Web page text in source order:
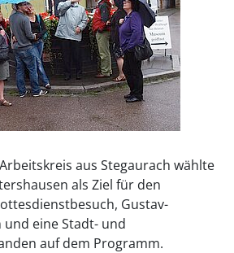
aus Stegaurach wählte
als Ziel für den
Gustav-
eine Stadt- und
auf dem Programm.